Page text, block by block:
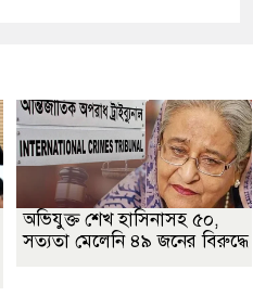
অভিযুক্ত শেখ হাসিনাসহ ৫০,
সত্যতা মেলেনি ৪৯ জনের বিরুদ্ধে